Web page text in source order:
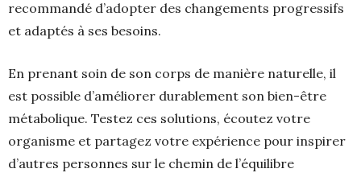
recommandé d’adopter des changements progressifs
et adaptés à ses besoins.
En prenant soin de son corps de manière naturelle, il
est possible d’améliorer durablement son bien-être
métabolique. Testez ces solutions, écoutez votre
organisme et partagez votre expérience pour inspirer
d’autres personnes sur le chemin de l’équilibre